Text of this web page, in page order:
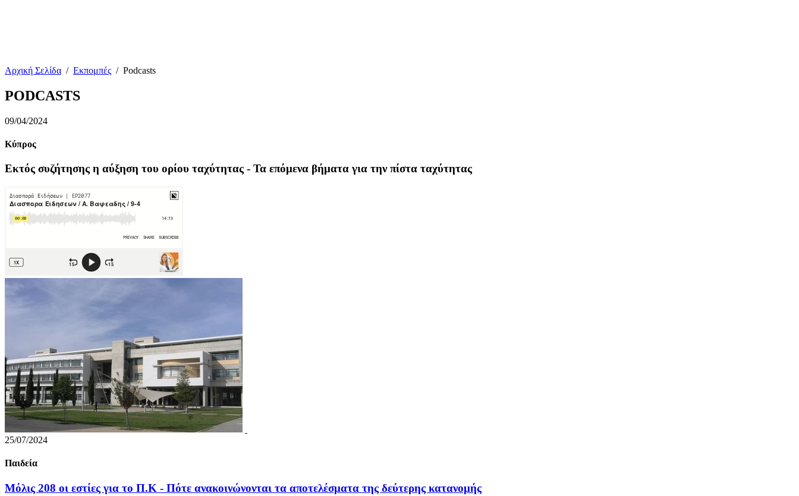
Αρχική Σελίδα / Εκπομπές / Podcasts
PODCASTS
09/04/2024
Κύπρος
Εκτός συζήτησης η αύξηση του ορίου ταχύτητας - Τα επόμενα βήματα για την πίστα ταχύτητας
25/07/2024
Παιδεία
Μόλις 208 οι εστίες για το Π.Κ - Πότε ανακοινώνονται τα αποτελέσματα της δεύτερης κατανομής